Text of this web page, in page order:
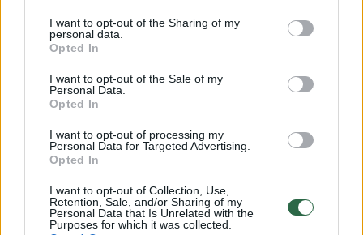
I want to opt-out of the Sharing of my
personal data.
Opted In
I want to opt-out of the Sale of my
Personal Data.
Opted In
I want to opt-out of processing my
Personal Data for Targeted Advertising.
Opted In
I want to opt-out of Collection, Use,
Retention, Sale, and/or Sharing of my
Personal Data that Is Unrelated with the
Purposes for which it was collected.
00:00:57
Savaitės vidurys nusimato karštas: temperatūra kils iki
32 laipsnių šilumos
Žinios | Orai
00:00:59
Nufilmavo, kaip patvino Vilniaus Vakarinis aplinkkelis:
vaizdas pribloškia
Žinios Lietuvos diena